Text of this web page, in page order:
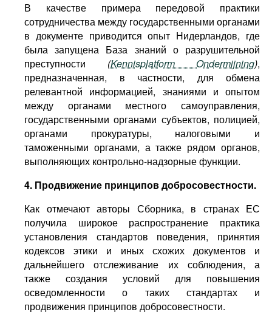
В качестве примера передовой практики
сотрудничества между государственными органами
в документе приводится опыт Нидерландов, где
была запущена База знаний о разрушительной
преступности (Kennisplatform Ondermijning),
предназначенная, в частности, для обмена
релевантной информацией, знаниями и опытом
между органами местного самоуправления,
государственными органами субъектов, полицией,
органами прокуратуры, налоговыми и
таможенными органами, а также рядом органов,
выполняющих контрольно-надзорные функции.
4. Продвижение принципов добросовестности.
Как отмечают авторы Сборника, в странах ЕС
получила широкое распространение практика
установления стандартов поведения, принятия
кодексов этики и иных схожих документов и
дальнейшего отслеживание их соблюдения, а
также создания условий для повышения
осведомленности о таких стандартах и
продвижения принципов добросовестности.